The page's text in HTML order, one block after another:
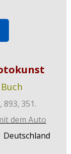
893, 351.
dem Auto